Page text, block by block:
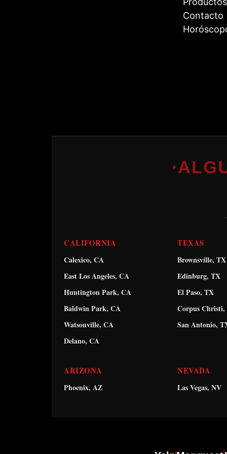
Contacto
✦
CALIFORNIA
Calexico, CA
East Los Angeles, CA
Huntington Park, CA
Baldwin Park, CA
Watsonville, CA
Delano, CA
TEXAS
Brownsville, TX
Edinburg, TX
El Paso, TX
Corpus
San Antonio,
ARIZONA
Phoenix, AZ
NEVADA
Las Vegas, NV